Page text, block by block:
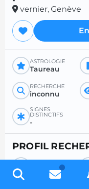
vernier, Genève
ASTROLOGIE
Taureau
RECHERCHE
inconnu
SIGNES
DISTINCTIFS
-
PROFIL
RECHERCHE
Homme